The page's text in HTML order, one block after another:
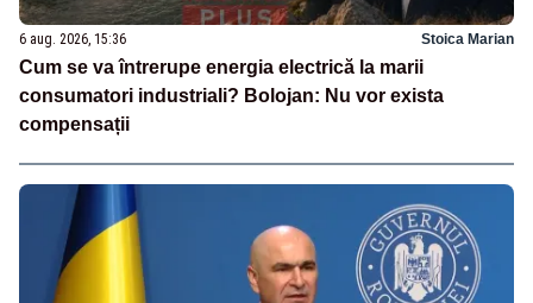
6 aug. 2026, 15:36 Stoica Marian
Cum se va întrerupe energia electrică la marii
consumatori industriali? Bolojan: Nu vor exista
compensații